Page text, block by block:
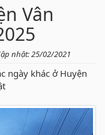
Vân
nhật: 25/02/2021
ngày khác ở Huyện